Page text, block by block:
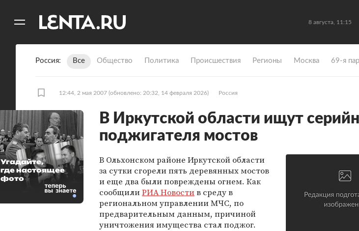
8 августа, 11:15
Россия Все Общество Политика Происшествия Регионы Москва 69-я
12:44, 2 мая 2007 (обновлено: 20:32, 14 февраля 2026) Россия
В Иркутской области ищут
поджигателя мостов
В Ольхонском районе Иркутской области
за сутки сгорели пять деревянных мостов
и еще два были повреждены огнем. Как
сообщилиРИА Новостив среду в
региональном управлении МЧС, по
предварительным данным, причиной
уничтожения имущества стал поджог.
Угадайте,
где настоящее
фото